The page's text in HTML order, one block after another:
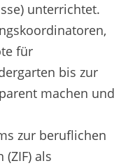
unterrichtet.
für
bis zur
machen und
zur beruflichen
als